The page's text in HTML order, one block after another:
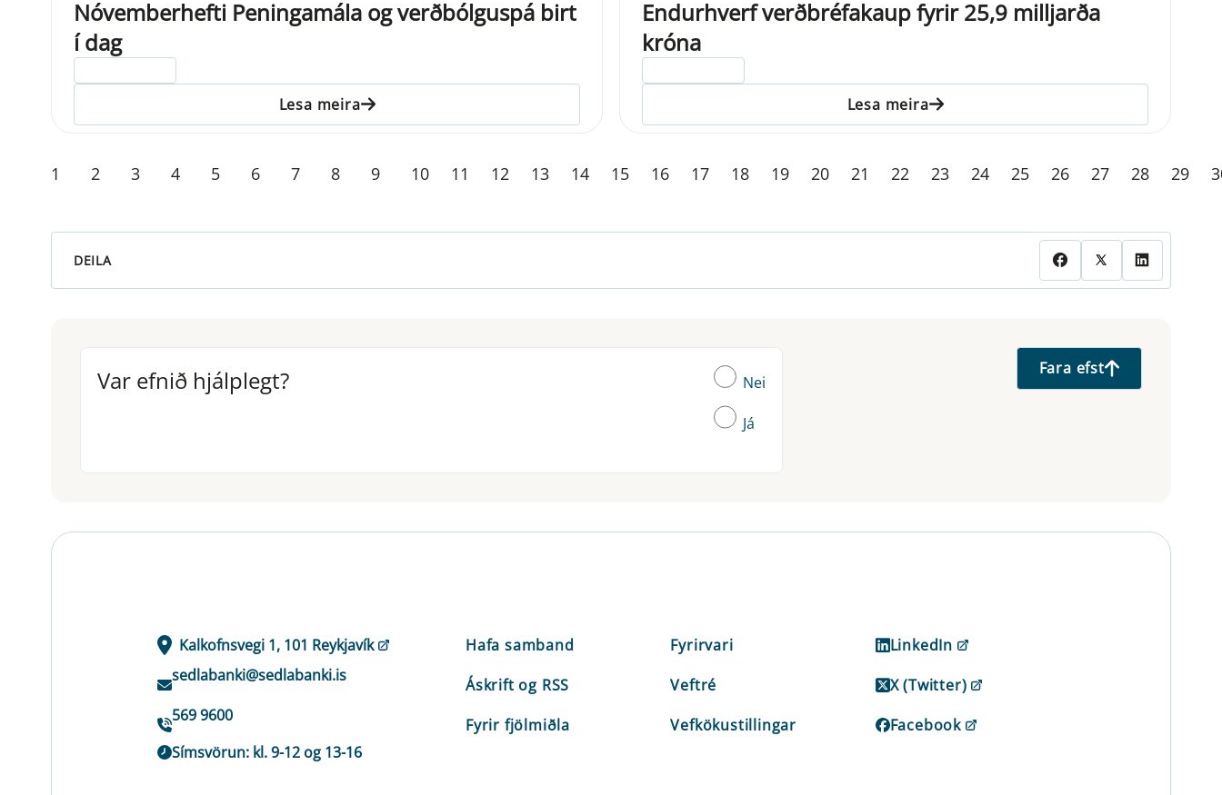
Nóvemberhefti Peningamála og verðbólguspá birt
í dag
Lesa meira
Endurhverf verðbréfakaup fyrir 25,9 milljarða
króna
Lesa meira
1 2 3 4 5 6 7 8 9 10 11 12 13 14 15 16 17 18 19 20 21 22 23 24 25 26 27 28 29
DEILA
Var efnið hjálplegt?
Var efnið hjálplegt? Nei
Já
Fara efst
Kalkofnsvegi 1, 101 Reykjavík
sedlabanki@sedlabanki.is
569 9600
Símsvörun: kl. 9-12 og 13-16
Hafa samband
Áskrift og RSS
Fyrir fjölmiðla
Fyrirvari
Veftré
Vefkökustillingar
LinkedIn
X (Twitter)
Facebook